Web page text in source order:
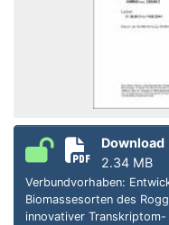
Download
2.34 MB
Verbundvorhaben:
Biomassesorten des
innovativer